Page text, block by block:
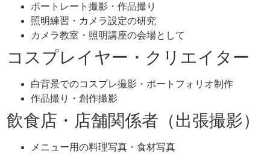
ポートレート撮影・作品撮り
照明練習・カメラ設定の研究
カメラ教室・照明講座の会場として
コスプレイヤー・クリエイター
白背景でのコスプレ撮影・ポートフォリオ制作
作品撮り・創作撮影
飲食店・店舗関係者（出張撮影）
メニュー用の料理写真・食材写真